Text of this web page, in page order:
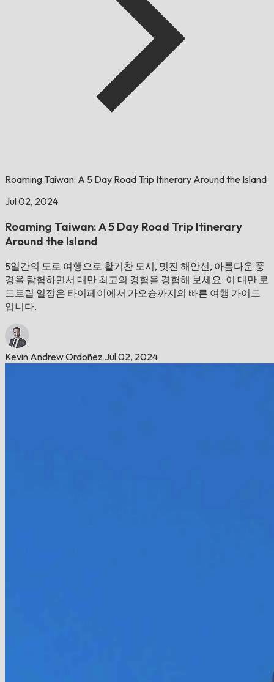
Roaming Taiwan: A 5 Day Road Trip Itinerary Around the Island
Jul 02, 2024
Roaming Taiwan: A 5 Day Road Trip Itinerary
Around the Island
5일간의 도로 여행으로 활기찬 도시, 멋진 해안선, 아름다운 풍
경을 탐험하면서 대만 최고의 경험을 경험해 보세요. 이 대만 로
드트립 일정은 타이페이에서 가오슝까지의 빠른 여행 가이드
입니다.
Kevin Andrew Ordoñez Jul 02, 2024